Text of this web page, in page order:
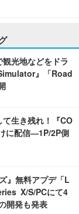
観光地などをドラ
』「Road
て生き残れ！『CO
に配信―1P/2P側
』無料アプデ「L
X/S/PCにて4
開発も発表